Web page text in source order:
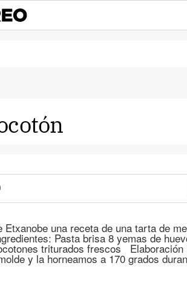
Etxanobe una receta de una tarta de
Pasta brisa 8 yemas de
triturados frescos
y la horneamos a 170 grados